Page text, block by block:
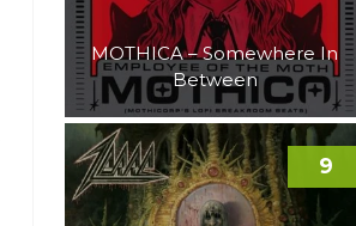
MOTHICA – Somewhere In
Between
9